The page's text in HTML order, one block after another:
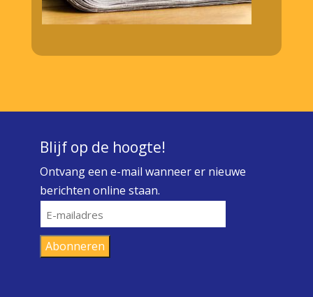
Blijf op de hoogte!
Ontvang een e-mail wanneer er nieuwe
berichten online staan.
E-
mailadres
Abonneren